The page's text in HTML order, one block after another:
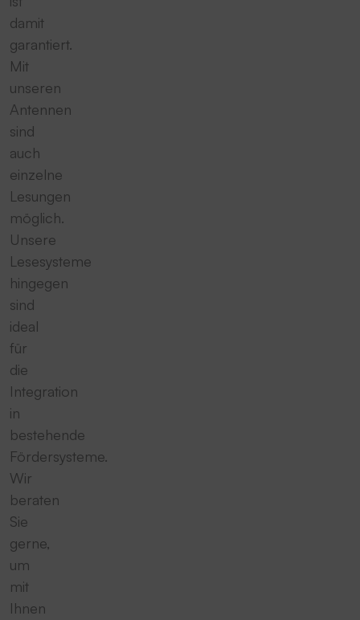
damit
garantiert.
Mit
unseren
Antennen
sind
auch
einzelne
Lesungen
möglich.
Unsere
Lesesysteme
hingegen
sind
ideal
für
die
Integration
in
bestehende
Fördersysteme.
Wir
beraten
Sie
gerne,
um
mit
Ihnen